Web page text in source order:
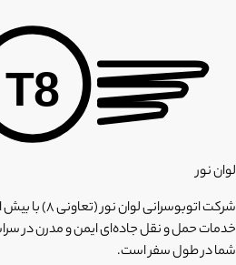
T8
لوان نور
شرکت
خدمات حمل و نقل جاده‌ای ایمن و مدرن در
شما در طول سفر است.